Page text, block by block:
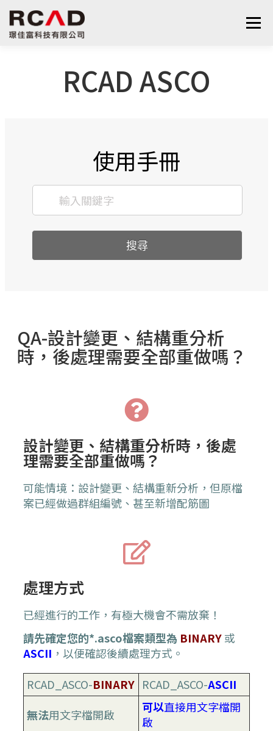
選單
軟體產品 算量服務
RCAD ASCO
使用手冊
搜尋
QA-設計變更、結構重分析
時，後處理需要全部重做嗎？
設計變更、結構重分析時，後處
理需要全部重做嗎？
可能情境：設計變更、結構重新分析，但原檔
案已經做過群組編號、甚至新增配筋圖
處理方式
已經進行的工作，有極大機會不需放棄！
請先確定您的*.asco檔案類型為 BINARY或
ASCII ，以便確認後續處理方式。
RCAD_ASCO-BINARY RCAD_ASCO-ASCII
無法用文字檔開啟 可以直接用文字檔開
啟